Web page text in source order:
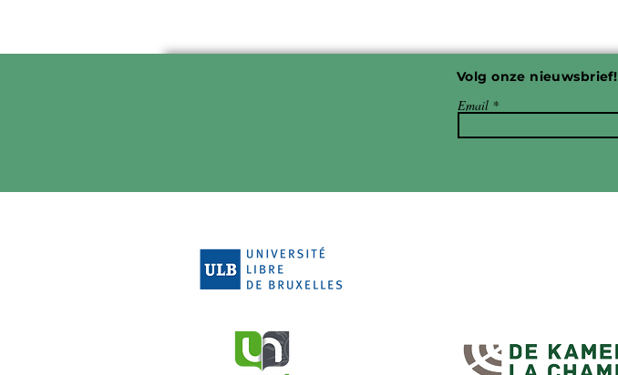
Volg onze nieuwsbrief!
Email